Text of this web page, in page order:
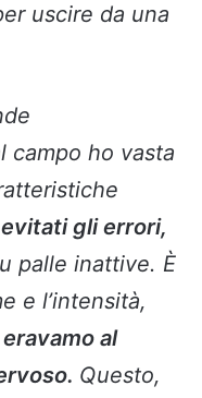
uscire da una
campo ho vasta
gli errori,
palle inattive. È
e l’intensità,
al
Questo,